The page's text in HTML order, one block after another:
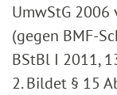
UmwStG 2006
(gegen BMF-
BStBl I 2011,
2. Bildet § 15